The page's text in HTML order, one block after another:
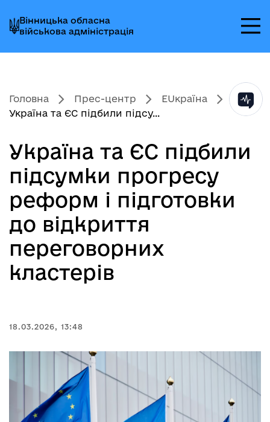
до
головного
меню
до
головного
вмісту
до
головного
колонтитула
Вінницька обласна
військова адміністрація
Головна Прес-центр
EUкраїна
Україна та ЄС підбили підсу...
Україна та ЄС підбили
підсумки прогресу
реформ і підготовки
до відкриття
переговорних
кластерів
18.03.2026, 13:48